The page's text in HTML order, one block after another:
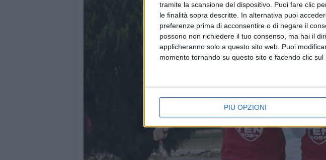
tramite la scansione del dispositivo. Puoi fare clic
le finalità sopra descritte. In alternativa puoi
preferenze prima di acconsentire o di negare il
possono non richiedere il tuo consenso, ma hai il
applicheranno solo a questo sito web. Puoi
momento tornando su questo sito e facendo clic
PIÙ OPZIONI